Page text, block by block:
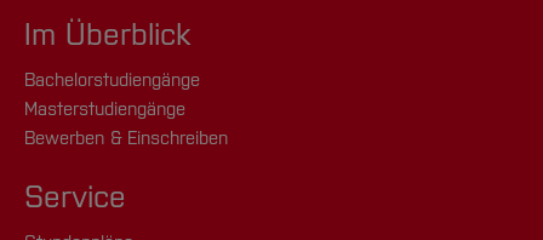
Im Überblick
Bachelorstudiengänge
Masterstudiengänge
Bewerben & Einschreiben
Service